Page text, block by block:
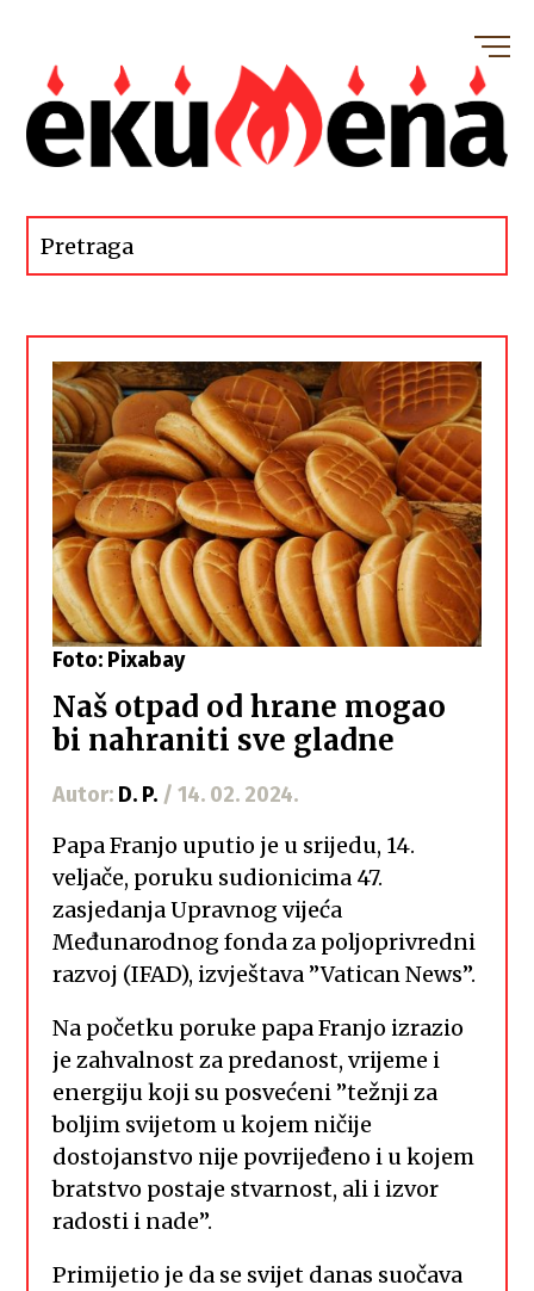
Foto: Pixabay
Naš otpad od hrane mogao
bi nahraniti sve gladne
Autor: D. P. / 14. 02. 2024.
Papa Franjo uputio je u srijedu, 14.
veljače, poruku sudionicima 47.
zasjedanja Upravnog vijeća
Međunarodnog fonda za poljoprivredni
razvoj (IFAD), izvještava ”Vatican News”.
Na početku poruke papa Franjo izrazio
je zahvalnost za predanost, vrijeme i
energiju koji su posvećeni ”težnji za
boljim svijetom u kojem ničije
dostojanstvo nije povrijeđeno i u kojem
bratstvo postaje stvarnost, ali i izvor
radosti i nade”.
Primijetio je da se svijet danas suočava